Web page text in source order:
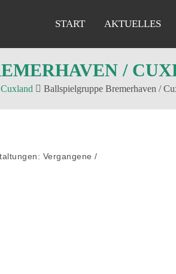
START AKTUELLES
/
Ballspielgruppe Bremerhaven /
Vergangene /